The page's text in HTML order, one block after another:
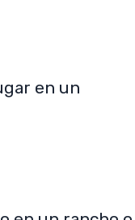
en un